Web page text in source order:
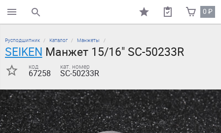
поиск по каталогу 0₽
Русподшипник Каталог Манжеты
SEIKEN Манжет 15/16" SC-50233R
код
67258
кат. номер
SC-50233R